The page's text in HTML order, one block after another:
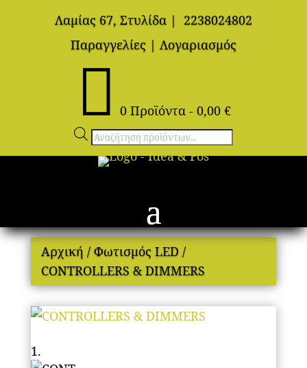
Λαμίας 67, Στυλίδα |
2238024802
Παραγγελίες | Λογαριασμός
 0 Προϊόντα - 0,00 €
Αναζήτηση
προϊόντων
Αρχική / Φωτισμός LED/
CONTROLLERS & DIMMERS